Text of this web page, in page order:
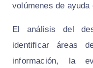
volúmenes de
El análisis del
identificar áreas
información, la